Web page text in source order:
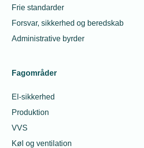
Frie standarder
Forsvar, sikkerhed og beredskab
Administrative byrder
Fagområder
El-sikkerhed
Produktion
VVS
Køl og ventilation
Maria Schougaard Berntsen